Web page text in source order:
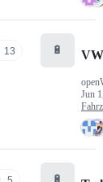
13 🔋
Jun
🔋